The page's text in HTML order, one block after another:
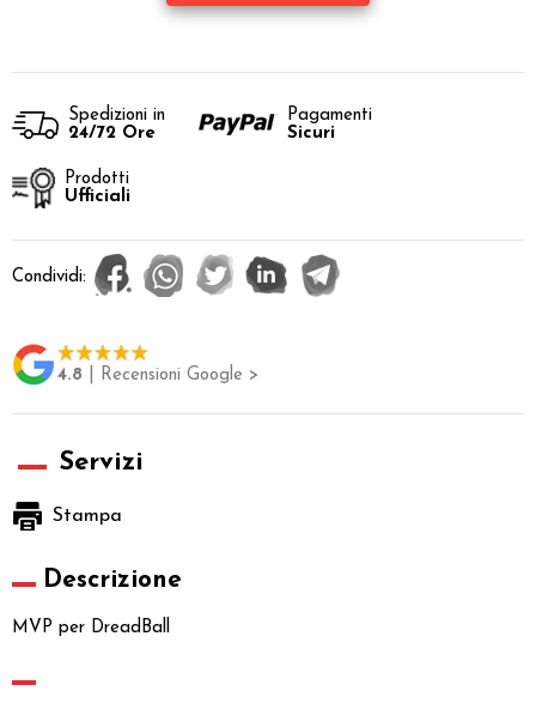
Spedizioni in
24/72 Ore
Pagamenti
Sicuri
Prodotti
Ufficiali
Condividi:
4.8 | Recensioni Google >
Servizi
Stampa
Descrizione
MVP per DreadBall